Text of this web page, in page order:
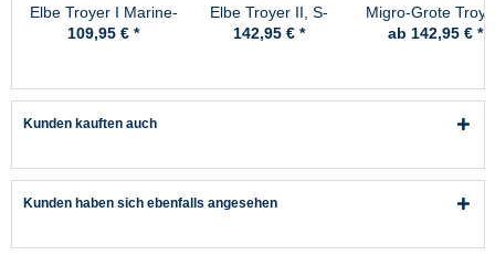
Elbe Troyer I Marine-
Blau
109,95 € *
Elbe Troyer II, S-
Skipper Marine-Blau
142,95 € *
Migro-Grote
Schurwolle -
ab 142,95 € *
Kunden kauften auch
Kunden haben sich ebenfalls angesehen